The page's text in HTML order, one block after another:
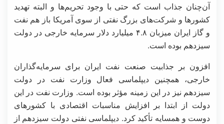
آن‌چنان جذاب است که حتی با وجود تحریم‌ها و البته تهدید
کشورها و شرکت‌های بزرگ نفتی از سوی آمریکا باز هم نفت
و گاز ایران میزبان ۴.۸ میلیارد دلار سرمایه خارجی در دولت
سیزدهم بوده است.
افزون بر جذابیت صنعت نفت ایران برای سرمایه‌گذاران
خارجی، همچنین دیپلماسی فعال وزارت نفت در دولت
سیزدهم نیز در این زمینه مؤثر بوده است. وزارت نفت در این
دولت از ابتدا بر افزایش مناسبات اقتصادی با کشورهای
دوست و همسایه تأکید کرد. دیپلماسی نفتی دولت سیزدهم از